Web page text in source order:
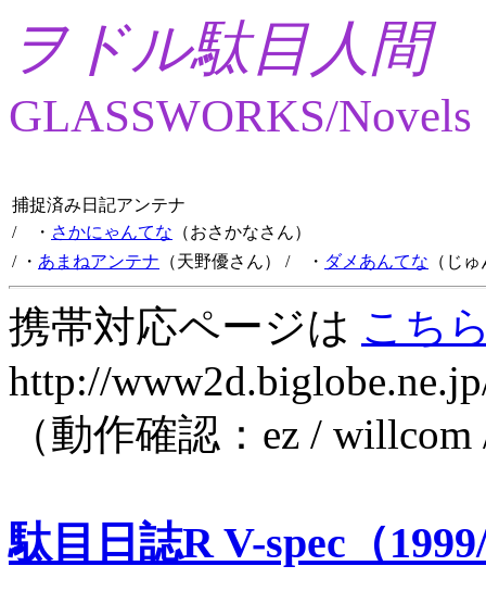
ヲドル駄目人間
GLASSWORKS/Novels
捕捉済み日記アンテナ
/ ・ さかにゃんてな （おさかなさん）
/ ・ あまねアンテナ （天野優さん） / ・ ダメあんてな （じ
携帯対応ページは こち
http://
（動作確認：ez /
駄目日誌R V-spec（